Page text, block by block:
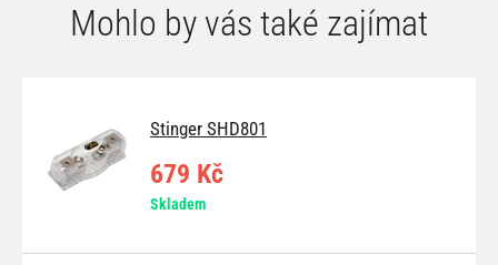
Mohlo by vás také zajímat
Stinger SHD801
679 Kč
Skladem